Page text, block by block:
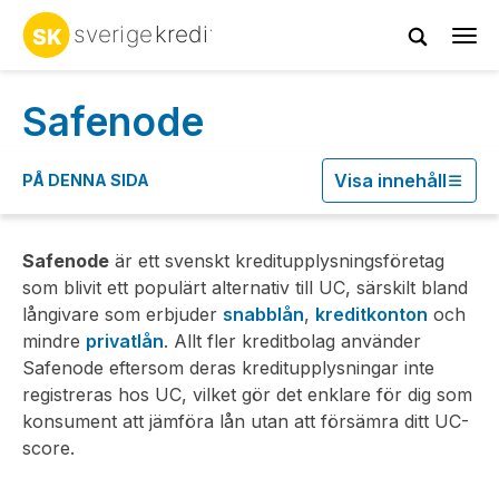
Startsidan
Safenode
PÅ DENNA SIDA Visa innehåll
Safenode är ett svenskt kreditupplysningsföretag
som blivit ett populärt alternativ till UC, särskilt bland
långivare som erbjuder snabblån, kreditkonton och
mindre privatlån. Allt fler kreditbolag använder
Safenode eftersom deras kreditupplysningar inte
registreras hos UC, vilket gör det enklare för dig som
konsument att jämföra lån utan att försämra ditt UC-
score.